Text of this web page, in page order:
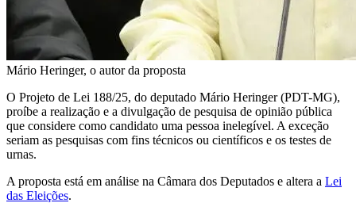
Mário Heringer, o autor da proposta
O Projeto de Lei 188/25, do deputado Mário Heringer (PDT-MG),
proíbe a realização e a divulgação de pesquisa de opinião pública
que considere como candidato uma pessoa inelegível. A exceção
seriam as pesquisas com fins técnicos ou científicos e os testes de
urnas.
A proposta está em análise na Câmara dos Deputados e altera a Lei
das Eleições.